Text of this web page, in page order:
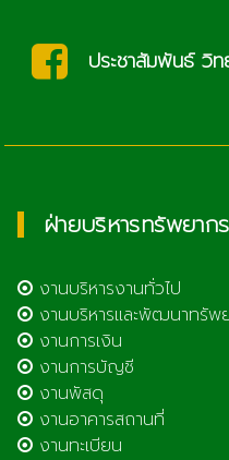
ประชาสัมพันธ์ วิท
ฝ่ายบริหารทรัพยากร
งานบริหารงานทั่วไป
งานบริหารและพัฒนาทรัพ
งานการเงิน
งานการบัญชี
งานพัสดุ
งานอาคารสถานที่
งานทะเบียน